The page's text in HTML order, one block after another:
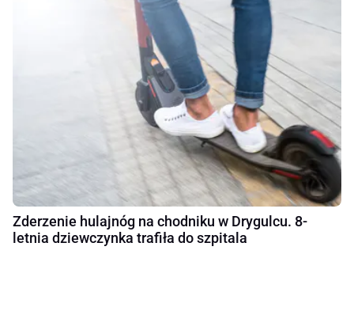
Zderzenie hulajnóg na chodniku w Drygulcu. 8-
letnia dziewczynka trafiła do szpitala